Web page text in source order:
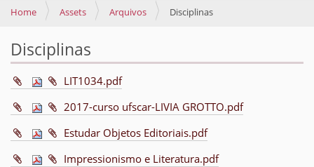
Advanced Search…
Home Assets Arquivos Disciplinas
Disciplinas
LIT1034.pdf
2017-curso ufscar-LIVIA GROTTO.pdf
Estudar Objetos Editoriais.pdf
Impressionismo e Literatura.pdf